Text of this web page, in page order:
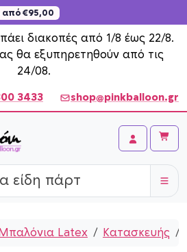
€95,00
διακοπές από 1/8 έως 22/8.
θα εξυπηρετηθούν από τις
24/08.
3433 shop@pinkballoon.gr
Account
Cart
Μπαλόνια Latex Κατασκευής